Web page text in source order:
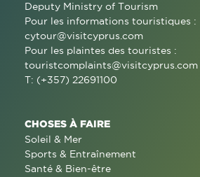
Deputy Ministry of Tourism
Pour les informations touristiques :
cytour@visitcyprus.com
Pour les plaintes des touristes :
touristcomplaints@visitcyprus.com
T: (+357) 22691100
CHOSES À FAIRE
Soleil & Mer
Sports & Entraînement
Santé & Bien-être